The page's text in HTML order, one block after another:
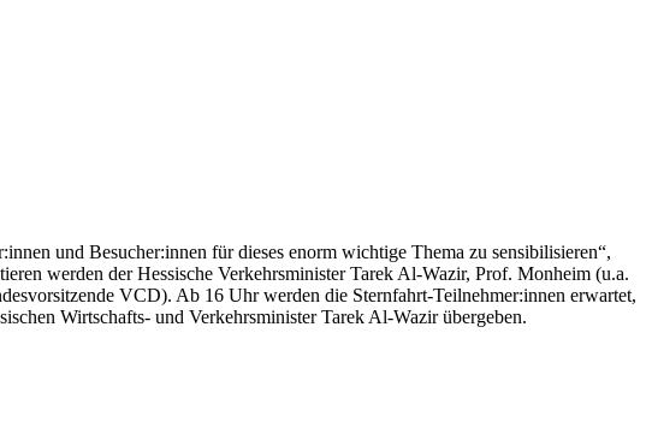
und Besucher:innen für dieses enorm wichtige Thema zu sensibilisieren“,
werden der Hessische Verkehrsminister Tarek Al-Wazir, Prof. Monheim (u.a.
VCD). Ab 16 Uhr werden die Sternfahrt-Teilnehmer:innen erwartet,
Wirtschafts- und Verkehrsminister Tarek Al-Wazir übergeben.